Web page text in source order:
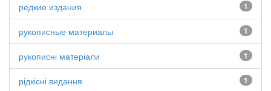
1
редкие издания
1
рукописные материалы
1
рукописні матеріали
1
рідкісні видання